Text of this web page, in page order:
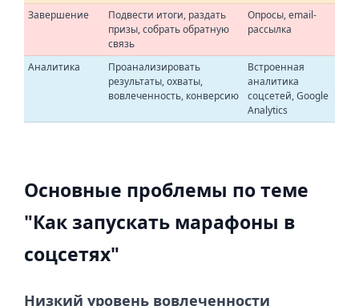
Завершение
Подвести итоги, раздать
призы, собрать обратную
связь
Опросы, email-
рассылка
Аналитика
Проанализировать
результаты, охваты,
вовлеченность, конверсию
Встроенная
аналитика
соцсетей, Google
Analytics
Основные проблемы по теме
"Как запускать марафоны в
соцсетях"
Низкий уровень вовлеченности